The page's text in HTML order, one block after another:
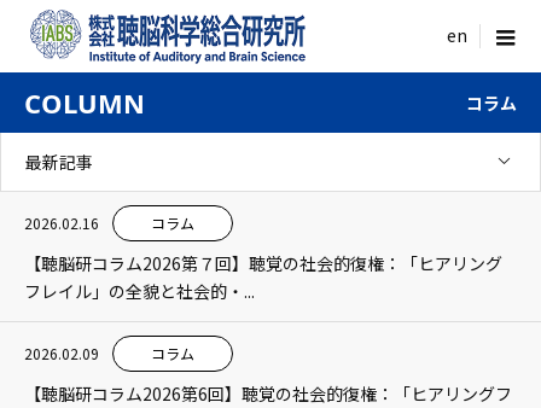
menu
COLUMN コラム
最新記事
2026.02.16 コラム
【聴脳研コラム2026第７回】聴覚の社会的復権：「ヒアリング
フレイル」の全貌と社会的・...
2026.02.09 コラム
【聴脳研コラム2026第6回】聴覚の社会的復権：「ヒアリングフ